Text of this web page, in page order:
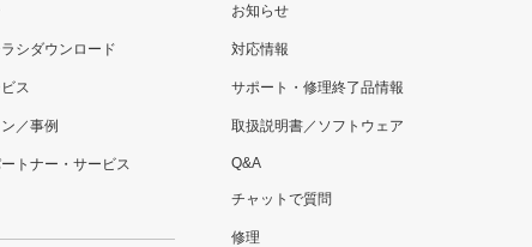
シダウンロード
ス
／事例
トナー・サービス
お知らせ
対応情報
サポート・修理終了品情報
取扱説明書／ソフトウェア
Q&A
チャットで質問
修理